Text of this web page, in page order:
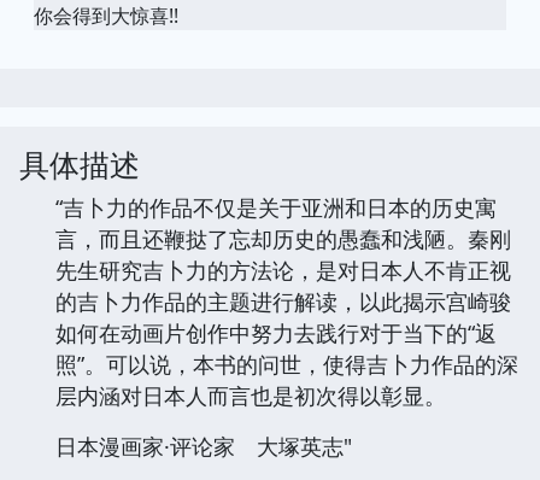
你会得到大惊喜!!
具体描述
“吉卜力的作品不仅是关于亚洲和日本的历史寓
言，而且还鞭挞了忘却历史的愚蠢和浅陋。秦刚
先生研究吉卜力的方法论，是对日本人不肯正视
的吉卜力作品的主题进行解读，以此揭示宫崎骏
如何在动画片创作中努力去践行对于当下的“返
照”。可以说，本书的问世，使得吉卜力作品的深
层内涵对日本人而言也是初次得以彰显。
日本漫画家·评论家 大塚英志"